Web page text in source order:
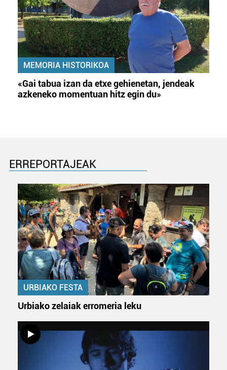
fitxategiak erabiltzen ditu. Zure esperientzia eta
zerbitzuak hobetzeko asmoz, cookie teknologiaz
baliatzen gara. Ohar hau onartuz gero, teknologia hori
erabiltzeko baimen esplizitua ematen diguzu.Gehiago
irakurri
MEMORIA HISTORIKOA
«Gai tabua izan da etxe gehienetan, jendeak
azkeneko momentuan hitz egin du»
ERREPORTAJEAK
URBIAKO FESTA
Urbiako zelaiak erromeria leku